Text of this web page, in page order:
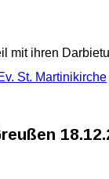
mit ihren
St. Martinikirche